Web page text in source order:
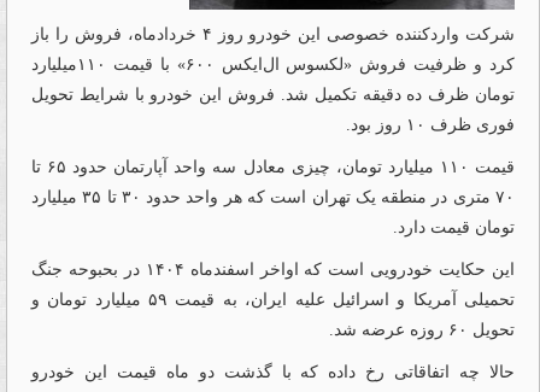
شرکت واردکننده خصوصی این خودرو روز ۴ خردادماه، فروش را باز
کرد و ظرفیت فروش «لکسوس ال‌ایکس ۶۰۰» با قیمت ۱۱۰میلیارد
تومان ظرف ده دقیقه تکمیل شد. فروش این خودرو با شرایط تحویل
فوری ظرف ۱۰ روز بود.
قیمت ۱۱۰ میلیارد تومان، چیزی معادل سه واحد آپارتمان حدود ۶۵ تا
۷۰ متری در منطقه یک تهران است که هر واحد حدود ۳۰ تا ۳۵ میلیارد
تومان قیمت دارد.
این حکایت خودرویی است که اواخر اسفندماه ۱۴۰۴ در بحبوحه جنگ
تحمیلی آمریکا و اسرائیل علیه ایران، به قیمت ۵۹ میلیارد تومان و
تحویل ۶۰ روزه عرضه شد.
حالا چه اتفاقاتی رخ داده که با گذشت دو ماه قیمت این خودرو